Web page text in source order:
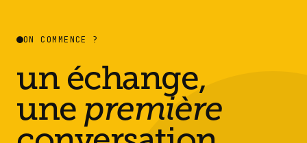
ON COMMENCE ?
un échange,
une première